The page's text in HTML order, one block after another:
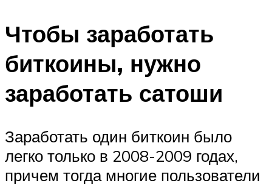
Чтобы заработать
биткоины, нужно
заработать сатоши
Заработать один биткоин было
легко только в 2008-2009 годах,
причем тогда многие пользователи